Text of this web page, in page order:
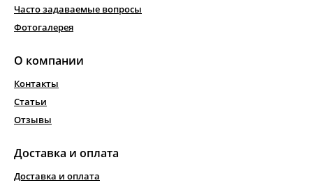
Часто задаваемые вопросы
Фотогалерея
О компании
Контакты
Статьи
Отзывы
Доставка и оплата
Доставка и оплата